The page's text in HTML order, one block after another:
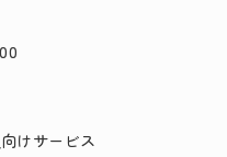
けサービス